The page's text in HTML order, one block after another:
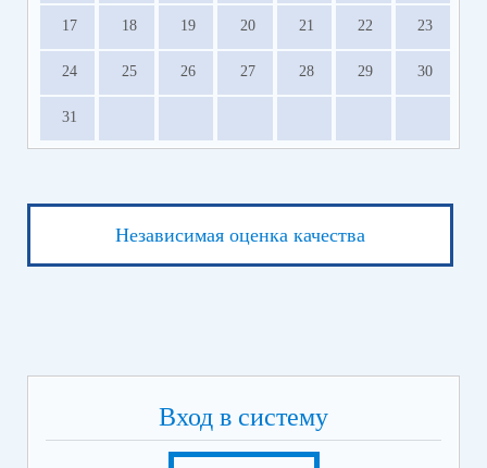
17 18 19 20 21 22 23
24 25 26 27 28 29 30
31
Независимая оценка качества
Вход в систему